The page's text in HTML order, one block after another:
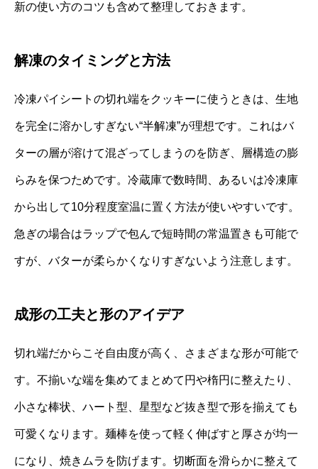
新の使い方のコツも含めて整理しておきます。
解凍のタイミングと方法
冷凍パイシートの切れ端をクッキーに使うときは、生地
を完全に溶かしすぎない“半解凍”が理想です。これはバ
ターの層が溶けて混ざってしまうのを防ぎ、層構造の膨
らみを保つためです。冷蔵庫で数時間、あるいは冷凍庫
から出して10分程度室温に置く方法が使いやすいです。
急ぎの場合はラップで包んで短時間の常温置きも可能で
すが、バターが柔らかくなりすぎないよう注意します。
成形の工夫と形のアイデア
切れ端だからこそ自由度が高く、さまざまな形が可能で
す。不揃いな端を集めてまとめて円や楕円に整えたり、
小さな棒状、ハート型、星型など抜き型で形を揃えても
可愛くなります。麺棒を使って軽く伸ばすと厚さが均一
になり、焼きムラを防げます。切断面を滑らかに整えて